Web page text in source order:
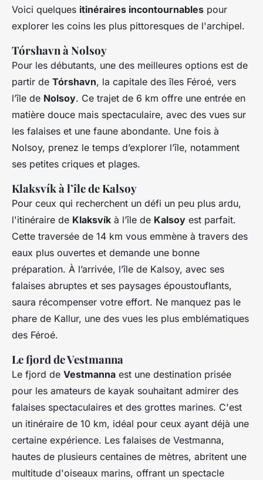
Voici quelques itinéraires incontournables pour
explorer les coins les plus pittoresques de l'archipel.
Tórshavn à Nolsoy
Pour les débutants, une des meilleures options est de
partir de Tórshavn, la capitale des îles Féroé, vers
l’île de Nolsoy. Ce trajet de 6 km offre une entrée en
matière douce mais spectaculaire, avec des vues sur
les falaises et une faune abondante. Une fois à
Nolsoy, prenez le temps d’explorer l’île, notamment
ses petites criques et plages.
Klaksvík à l’île de Kalsoy
Pour ceux qui recherchent un défi un peu plus ardu,
l'itinéraire de Klaksvík à l’île de Kalsoy est parfait.
Cette traversée de 14 km vous emmène à travers des
eaux plus ouvertes et demande une bonne
préparation. À l’arrivée, l’île de Kalsoy, avec ses
falaises abruptes et ses paysages époustouflants,
saura récompenser votre effort. Ne manquez pas le
phare de Kallur, une des vues les plus emblématiques
des Féroé.
Le fjord de Vestmanna
Le fjord de Vestmanna est une destination prisée
pour les amateurs de kayak souhaitant admirer des
falaises spectaculaires et des grottes marines. C'est
un itinéraire de 10 km, idéal pour ceux ayant déjà une
certaine expérience. Les falaises de Vestmanna,
hautes de plusieurs centaines de mètres, abritent une
multitude d'oiseaux marins, offrant un spectacle